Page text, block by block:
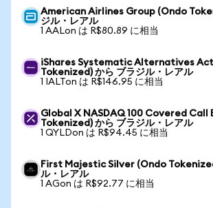
American Airlines Group (Ondo
ジル・レアル
1 AALon は R$80.89 に相当
iShares Systematic Alternatives
Tokenized) から ブラジル・レアル
1 IALTon は R$146.95 に相当
Global X NASDAQ 100 Covered Call
Tokenized) から ブラジル・レアル
1 QYLDon は R$94.45 に相当
First Majestic Silver (Ondo
ル・レアル
1 AGon は R$92.77 に相当